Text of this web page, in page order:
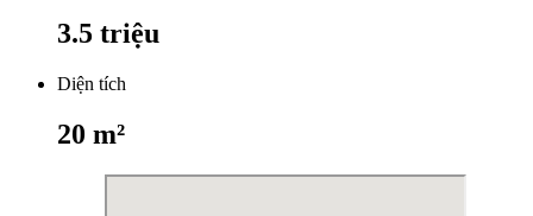
3.5 triệu
Diện tích
20 m²